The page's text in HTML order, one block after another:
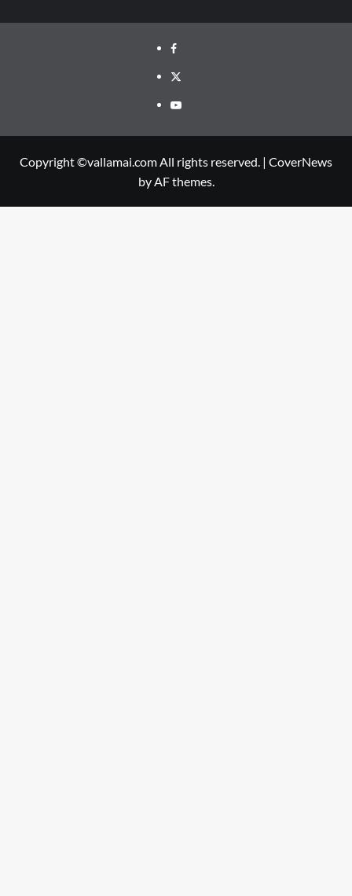
Facebook
Twitter
Youtube
Copyright ©vallamai.com All rights reserved. | CoverNews
by AF themes.